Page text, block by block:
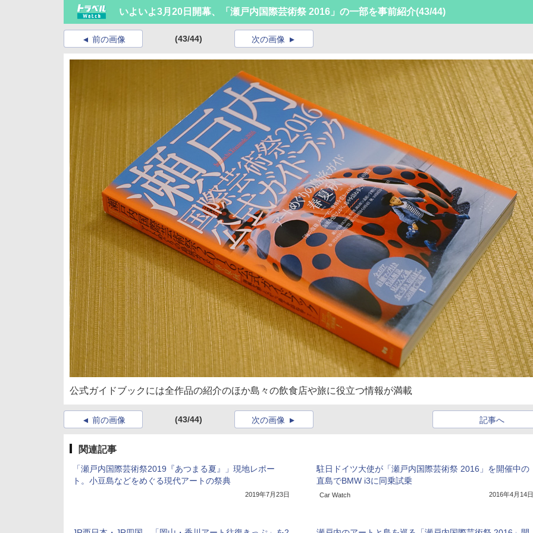
いよいよ3月20日開幕、「瀬戸内国際芸術祭 2016」の一部を事前紹介(43/44)
前の画像 (43/44) 次の画像
公式ガイドブックには全作品の紹介のほか島々の飲食店や旅に役立つ情報が満載
前の画像 (43/44) 記事へ
次の画像
関連記事
「瀬戸内国際芸術祭2019『あつまる夏』」現地レポー
ト。小豆島などをめぐる現代アートの祭典
2019年7月23日
駐日ドイツ大使が「瀬戸内国際芸術祭 2016」を開催中の
直島でBMW i3に同乗試乗
Car Watch 2016年4月14日